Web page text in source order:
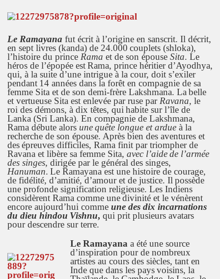
Le Ramayana fut écrit à l’origine en sanscrit. Il décrit,
en sept livres (kanda) de 24.000 couplets (shloka),
l’histoire du prince Rama et de son épouse Sita. Le
héros de l’épopée estRama, prince héritier d’Ayodhya,
qui, à la suite d’une intrigue à la cour, doit s’exiler
pendant 14 années dans la forêt en compagnie de sa
femme Sita et de son demi-frère Lakshmana. Labelle
et vertueuse Sita est enlevée par ruse parRavana, le
roi des démons, à dix têtes, quihabite sur l’île de
Lanka (Sri Lanka). En compagnie de Lakshmana,
Rama débute alors unequête longue et ardue à la
recherche de son épouse. Après bien des aventures et
desépreuves difficiles, Rama finit par triompher de
Ravana et libère sa femme Sita, avec l’aidede l’armée
des singes, dirigée par le général des singes,
Hanuman. Le Ramayana est une histoire de courage,
de fidélité, d’amitié, d’amour et de justice. Ilpossède
une profonde signification religieuse. Les Indiens
considèrent Rama comme unedivinité et le vénèrent
encore aujourd’hui comme une des dix incarnations
du dieu hindou Vishnu, qui prit plusieurs avatars
pour descendre sur terre.
Le Ramayana a été une source
d’inspiration pour de nombreux
artistes au cours des siècles, tant en
Inde que dans les paysvoisins, la